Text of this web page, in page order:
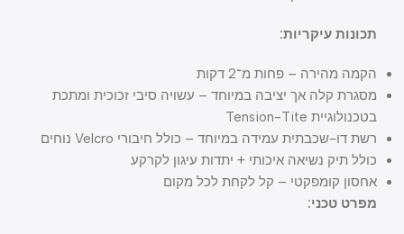
תכונות עיקריות:
הקמה מהירה – פחות מ־2 דקות
מסגרת קלה אך יציבה במיוחד – עשויה סיבי זכוכית ומתכת
בטכנולוגיית Tension-Tite
רשת דו-שכבתית עמידה במיוחד – כולל חיבורי Velcro נוחים
כולל תיק נשיאה איכותי + יתדות עיגון לקרקע
אחסון קומפקטי – קל לקחת לכל מקום
מפרט טכני: